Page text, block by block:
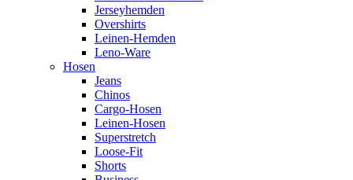
Jerseyhemden
Overshirts
Leinen-Hemden
Leno-Ware
Hosen
Jeans
Chinos
Cargo-Hosen
Leinen-Hosen
Superstretch
Loose-Fit
Shorts